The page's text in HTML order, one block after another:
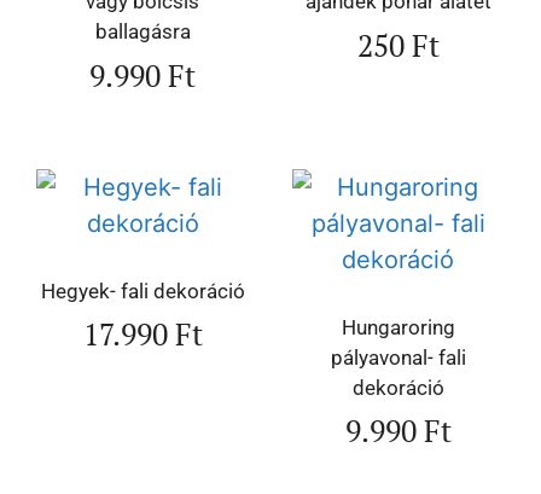
ballagásra
9.990Ft
250Ft
Hegyek- fali dekoráció
17.990Ft
Hungaroring
pályavonal- fali
dekoráció
9.990Ft